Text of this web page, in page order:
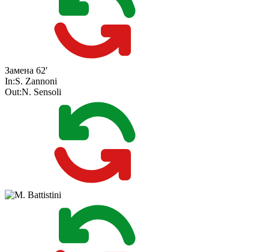
Замена 62'
In:S. Zannoni
Out:N. Sensoli